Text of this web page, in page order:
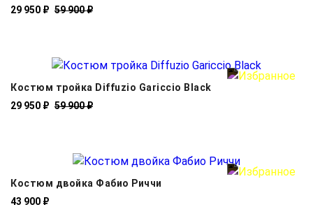
29 950 ₽ 59 900 ₽
Костюм тройка Diffuzio Gariccio Black
29 950 ₽ 59 900 ₽
Костюм двойка Фабио Риччи
43 900 ₽